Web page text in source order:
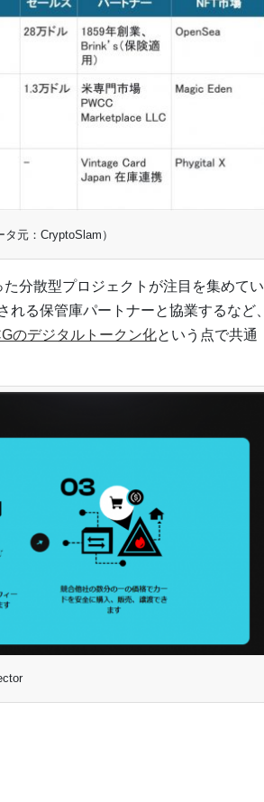
元：CryptoSlam）
分散型プロジェクトが注目を集めてい
る保管庫パートナーと協業するなど、
のデジタルトークン化という点で共通